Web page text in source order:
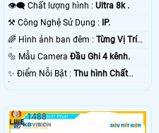
👁️‍🗨 Chất lượng hình :Ultra 8k .
⚒ Công Nghệ Sử Dụng :
IP.
🌈 Hình ảnh ban đêm :Từng Vị Trí
Camera .
🔩 Mẫu CameraĐầu Ghi 4 kênh.
️✨ Điểm Nỗi Bật :Thu hình Chất
1488